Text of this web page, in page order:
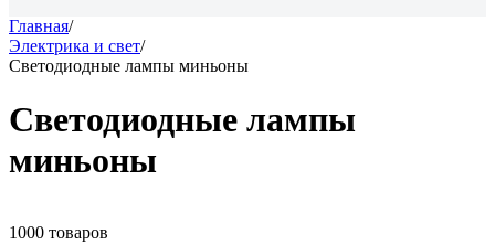
Главная/
Электрика и свет/
Светодиодные лампы миньоны
Светодиодные лампы
миньоны
1000 товаров